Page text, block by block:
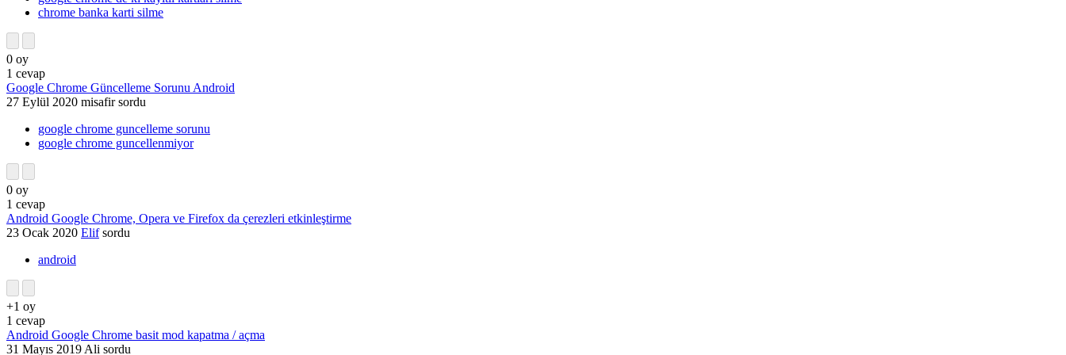
chrome banka karti silme
0 oy
1 cevap
Google Chrome Güncelleme Sorunu Android
27 Eylül 2020 misafir sordu
google chrome guncelleme sorunu
google chrome guncellenmiyor
0 oy
1 cevap
Android Google Chrome, Opera ve Firefox da çerezleri etkinleştirme
23 Ocak 2020 Elif sordu
android
+1 oy
1 cevap
Android Google Chrome basit mod kapatma / açma
31 Mayıs 2019 Ali sordu